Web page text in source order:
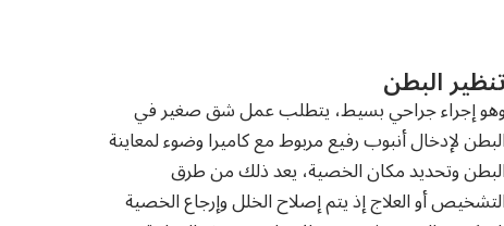
تنظير البطن
وهو إجراء جراحي بسيط، يتطلب عمل شق صغير في
البطن لإدخال أنبوب رفيع مربوط مع كاميرا وضوء لمعاينة
البطن وتحديد مكان الخصية، يعد ذلك من طرق
التشخيص أو العلاج إذ يتم إصلاح الخلل وإرجاع الخصية